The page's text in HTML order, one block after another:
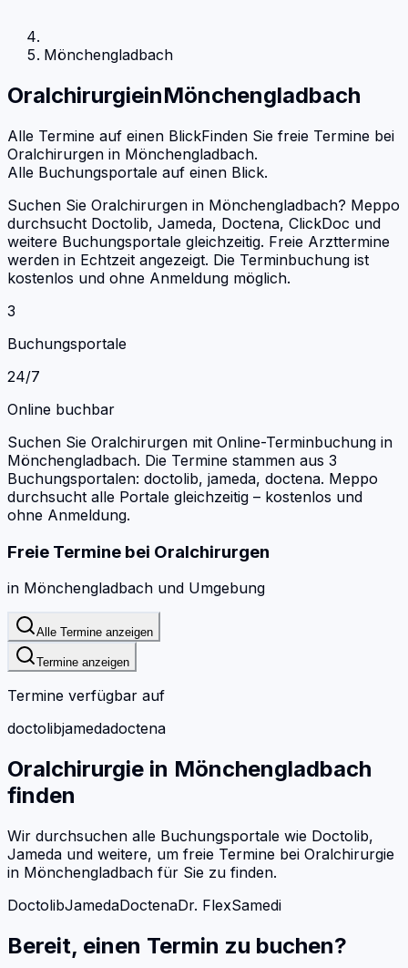
Mönchengladbach
OralchirurgieinMönchengladbach
Alle Termine auf einen BlickFinden Sie freie Termine bei
Oralchirurgen in Mönchengladbach.
Alle Buchungsportale auf einen Blick.
Suchen Sie Oralchirurgen in Mönchengladbach? Meppo
durchsucht Doctolib, Jameda, Doctena, ClickDoc und
weitere Buchungsportale gleichzeitig. Freie Arzttermine
werden in Echtzeit angezeigt. Die Terminbuchung ist
kostenlos und ohne Anmeldung möglich.
3
Buchungsportale
24/7
Online buchbar
Suchen Sie Oralchirurgen mit Online-Terminbuchung in
Mönchengladbach. Die Termine stammen aus 3
Buchungsportalen: doctolib, jameda, doctena. Meppo
durchsucht alle Portale gleichzeitig – kostenlos und
ohne Anmeldung.
Freie Termine bei Oralchirurgen
in Mönchengladbach und Umgebung
Alle Termine anzeigen
Termine anzeigen
Termine verfügbar auf
doctolibjamedadoctena
Oralchirurgie in Mönchengladbach
finden
Wir durchsuchen alle Buchungsportale wie Doctolib,
Jameda und weitere, um freie Termine bei Oralchirurgie
in Mönchengladbach für Sie zu finden.
DoctolibJamedaDoctenaDr. FlexSamedi
Bereit, einen Termin zu buchen?